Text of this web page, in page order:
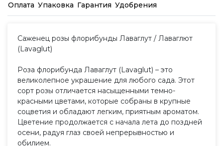
Оплата Упаковка Гарантия Удобрения
Саженец розы флорибунды Лаваглут / Лаваглют
(Lavaglut)
Роза флорибунда Лаваглут (Lavaglut) – это
великолепное украшение для любого сада. Этот
сорт розы отличается насыщенными темно-
красными цветами, которые собраны в крупные
соцветия и обладают легким, приятным ароматом.
Цветение продолжается с начала лета до поздней
осени, радуя глаз своей непрерывностью и
обилием.